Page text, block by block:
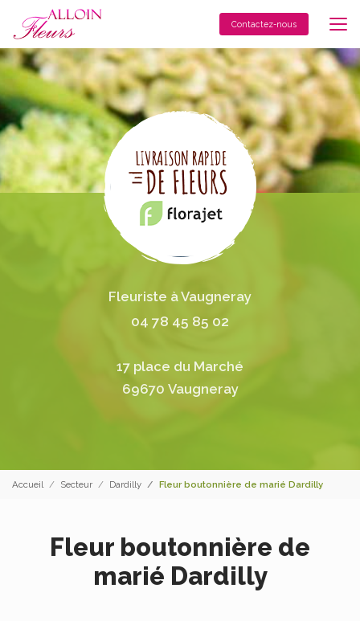
contenu
principal
Contactez-nous
Fleuriste à Vaugneray
04 78 45 85 02
17 place du Marché
69670 Vaugneray
Accueil Secteur Dardilly Fleur boutonnière de marié Dardilly
Fleur boutonnière de
marié Dardilly